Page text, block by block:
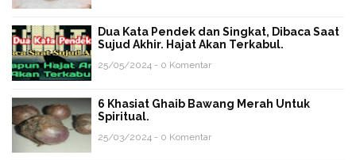
Dua Kata Pendek dan Singkat, Dibaca Saat
Sujud Akhir. Hajat Akan Terkabul.
25/05/2024 - 0 Komentar
6 Khasiat Ghaib Bawang Merah Untuk
Spiritual.
25/03/2024 - 0 Komentar